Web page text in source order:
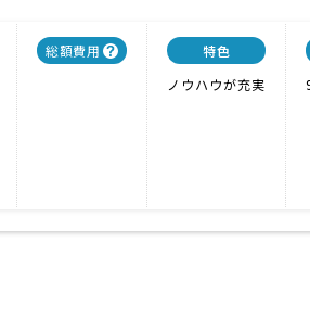
総額費用
特色
ノウハウが充実